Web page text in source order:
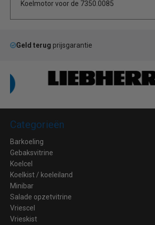
Koelmotor voor de 7350.0085
Geld terug prijsgarantie
Categorieën
Barkoeling
Gebaksvitrine
Koelcel
Koelkist / koeleiland
Minibar
Salade opzetvitrine
Vriescel
Vrieskist